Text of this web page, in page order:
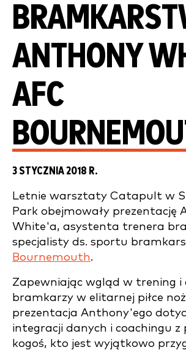
ANTHONY
AFC
3 STYCZNIA 2018 R.
Letnie warsztaty Catapult w
Park obejmowały prezentację
White'a, asystenta trenera
specjalisty ds. sportu
Bournemouth.
Zapewniając wgląd w trening i
bramkarzy w elitarnej piłce
prezentacja Anthony'ego
integracji danych i coachingu z
kogoś, kto jest wyjątkowo